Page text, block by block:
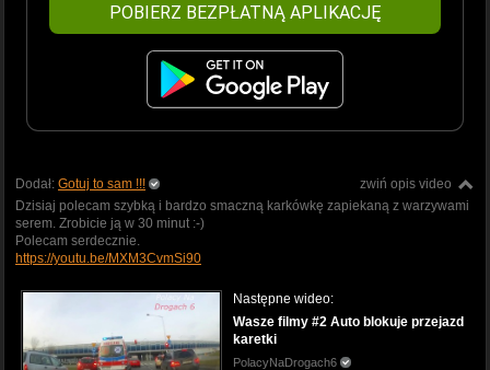
POBIERZ BEZPŁATNĄ APLIKACJĘ
zwiń opis video
Dodał: Gotuj to sam !!!
Dzisiaj polecam szybką i bardzo smaczną karkówkę zapiekaną z warzywami
serem. Zrobicie ją w 30 minut :-)
Polecam serdecznie.
https://youtu.be/MXM3CvmSi90
Następne wideo:
Wasze filmy #2 Auto blokuje przejazd
karetki
PolacyNaDrogach6